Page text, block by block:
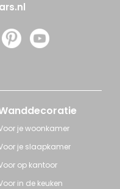
je woonkamer
je slaapkamer
op kantoor
in de keuken